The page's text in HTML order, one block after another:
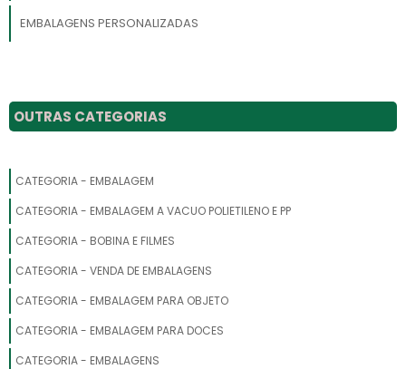
EMBALAGENS PERSONALIZADAS
EMBALAGENS PET
EMBALAGENS ESPECIAIS PARA PRESENTE
EMBALAGENS DESCARTAVEIS
EMBALAGENS SACOLAS PLASTICAS
OUTRAS CATEGORIAS
CATEGORIA - EMBALAGEM
CATEGORIA - EMBALAGEM A VACUO POLIETILENO E PP
CATEGORIA - BOBINA E FILMES
CATEGORIA - VENDA DE EMBALAGENS
CATEGORIA - EMBALAGEM PARA OBJETO
CATEGORIA - EMBALAGEM PARA DOCES
CATEGORIA - EMBALAGENS